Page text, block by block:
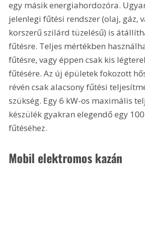
egy másik energiahordozóra.
jelenlegi fűtési rendszer (olaj, gáz,
korszerű szilárd tüzelésű) is
fűtésre. Teljes mértékben
fűtésre, vagy éppen csak kis
fűtésére. Az új épületek fokozott
révén csak alacsony fűtési
szükség. Egy 6 kW-os maximális
készülék gyakran elegendő egy
fűtéséhez.
Mobil elektromos kazán